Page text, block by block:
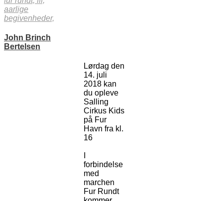
aarlige
begivenheder,
John Brinch
Bertelsen
Lørdag den
14. juli
2018 kan
du opleve
Salling
Cirkus Kids
på Fur
Havn fra kl.
16
forbindelse
med
marchen
Fur Rundt